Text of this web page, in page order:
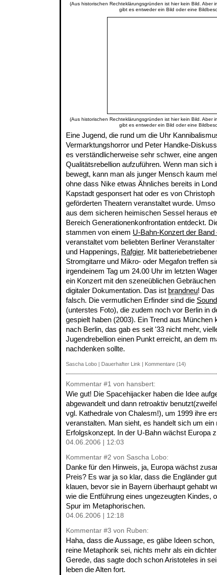
(Aus historischen Rechteklärungsgründen ist hier kein Bild. Aber
gibt es entweder ein Bild oder eine
(Aus historischen Rechteklärungsgründen ist hier kein Bild. Aber
gibt es entweder ein Bild oder eine
Eine Jugend, die rund um die Uhr
Vermarktungshorror und Peter Handke-
es verständlicherweise sehr schwer, eine
Qualitätsrebellion aufzuführen. Wenn man sich
bewegt, kann man als junger Mensch kaum
ohne dass Nike etwas Ähnliches bereits in
Kapstadt gesponsert hat oder es von
geförderten Theatern veranstaltet wurde.
aus dem sicheren heimischen Sessel heraus
Bereich Generationenkonfrontation entdeckt.
stammen von einem U-Bahn-Konzert der Band
veranstaltet vom beliebten Berliner
und Happenings, Rafgier. Mit
Stromgitarre und Mikro- oder Megafon treffen
irgendeinem Tag um 24.00 Uhr im letzten
ein Konzert mit den szeneüblichen
digitaler Dokumentation. Das ist brandneu! Das
falsch. Die vermutlichen Erfinder sind die
(unterstes Foto), die zudem noch vor Berlin in
gespielt haben (2003). Ein Trend aus München
nach Berlin, das gab es seit '33 nicht mehr,
Jugendrebellion einen Punkt erreicht, an dem
nachdenken sollte.
Sascha Lobo | Dauerhafter Link | Kommentare (14)
Kommentar #1 von hansbert:
Wie gut! Die Spacehijacker haben die Idee
abgewandelt und dann retroaktiv
vgl. Kathedrale von Chalesm!), um 1999 ihre
veranstalten. Man sieht, es handelt sich um ein
Erfolgskonzept. In der U-Bahn wächst Europa
04.06.2006 | 12:03
Kommentar #2 von Sascha Lobo:
Danke für den Hinweis, ja, Europa wächst
Preis? Es war ja so klar, dass die Engländer
klauen, bevor sie in Bayern überhaupt gehabt
wie die Entführung eines ungezeugten Kindes,
Spur im Metaphorischen.
04.06.2006 | 12:18
Kommentar #3 von Ruben:
Haha, dass die Aussage, es gäbe Ideen
reine Metaphorik sei, nichts mehr als ein
Gerede, das sagte doch schon Aristoteles in
leben die Alten fort.